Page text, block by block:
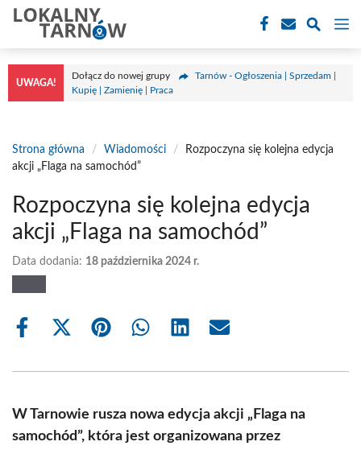
Przejdź
treści
UWAGA!
Dołącz do nowej grupy
Tarnów - Ogłoszenia | Sprzedam |
Kupię | Zamienię | Praca
Strona główna / Wiadomości /
Rozpoczyna się kolejna edycja
akcji „Flaga na samochód”
Rozpoczyna się kolejna edycja
akcji „Flaga na samochód”
Data dodania: 18 października 2024 r.
Share
Share
(Twitter)
Share Share Share Share
W Tarnowie rusza nowa edycja akcji „Flaga na
samochód”, która jest organizowana przez